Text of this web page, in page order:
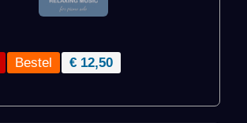
€ 12,50